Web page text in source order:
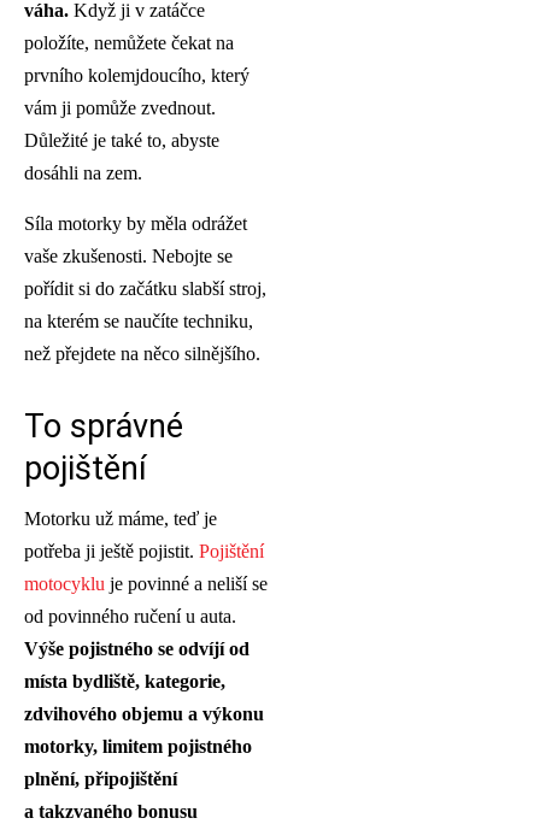
váha. Když ji v zatáčce
položíte, nemůžete čekat na
prvního kolemjdoucího, který
vám ji pomůže zvednout.
Důležité je také to, abyste
dosáhli na zem.
Síla motorky by měla odrážet
vaše zkušenosti. Nebojte se
pořídit si do začátku slabší stroj,
na kterém se naučíte techniku,
než přejdete na něco silnějšího.
To správné
pojištění
Motorku už máme, teď je
potřeba ji ještě pojistit. Pojištění
motocyklu je povinné a neliší se
od povinného ručení u auta.
Výše pojistného se odvíjí od
místa bydliště, kategorie,
zdvihového objemu a výkonu
motorky, limitem pojistného
plnění, připojištění
a takzvaného bonusu